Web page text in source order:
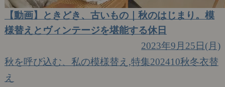
【動画】ときどき、古いもの｜秋のはじまり。模
様替えとヴィンテージを堪能する休日
2023年9月25日(月)
秋を呼び込む、私の模様替え,特集202410秋冬衣替
え